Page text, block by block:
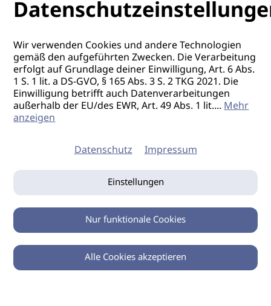
0
Wir verwenden Cookies und andere Technologien
gemäß den aufgeführten Zwecken. Die Verarbeitung
erfolgt auf Grundlage deiner Einwilligung, Art. 6 Abs.
1 S. 1 lit. a DS-GVO, § 165 Abs. 3 S. 2 TKG 2021. Die
Einwilligung betrifft auch Datenverarbeitungen
außerhalb der EU/des EWR, Art. 49 Abs. 1 lit....Mehr
anzeigen
Datenschutz Impressum
Einstellungen
Nur funktionale Cookies
Alle Cookies akzeptieren